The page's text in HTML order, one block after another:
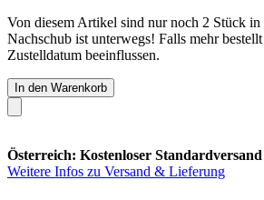
Von diesem Artikel sind nur noch 2 Stück in
Nachschub ist unterwegs! Falls mehr
Zustelldatum beeinflussen.
In den Warenkorb
Österreich: Kostenloser Standardversand
Weitere Infos zu Versand & Lieferung